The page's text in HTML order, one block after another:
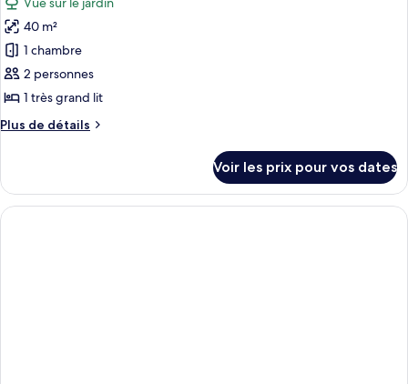
Chambre
(King)
les
photos
pour
ce
type
chambre :
40 m²
1 chambre
2 personnes
1 très grand lit
Plus de détails
Plus
le
type
de
Voir les prix pour vos dates